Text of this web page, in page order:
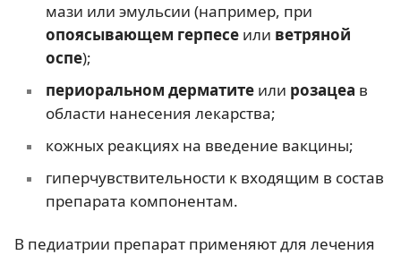
мази или эмульсии (например, при
опоясывающем герпесеили ветряной
оспе);
периоральном дерматитеили розацеа в
области нанесения лекарства;
кожных реакциях на введение вакцины;
гиперчувствительности к входящим в состав
препарата компонентам.
В педиатрии препарат применяют для лечения